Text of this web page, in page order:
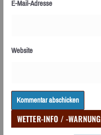
E-Mail-Adresse
Website
WETTER-INFO / -WARNUNG